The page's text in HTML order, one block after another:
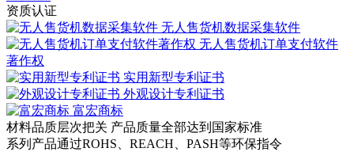
资质认证
无人售货机数据采集软件
无人售货机订单支付软件
著作权
实用新型专利证书
外观设计专利证书
富宏商标
材料品质层次把关 产品质量全部达到国家标准
系列产品通过ROHS、REACH、PASH等环保指令